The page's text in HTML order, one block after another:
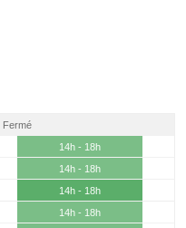
Fermé
14h - 18h
14h - 18h
14h - 18h
14h - 18h